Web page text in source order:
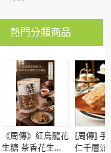
熱門分類商品
《周傳》紅烏龍花
生糖 茶香花生糖
[周傳] 手
仁千層派
烏龍花
生糖
[周傳] 手工低糖杏
仁千層派 精緻法